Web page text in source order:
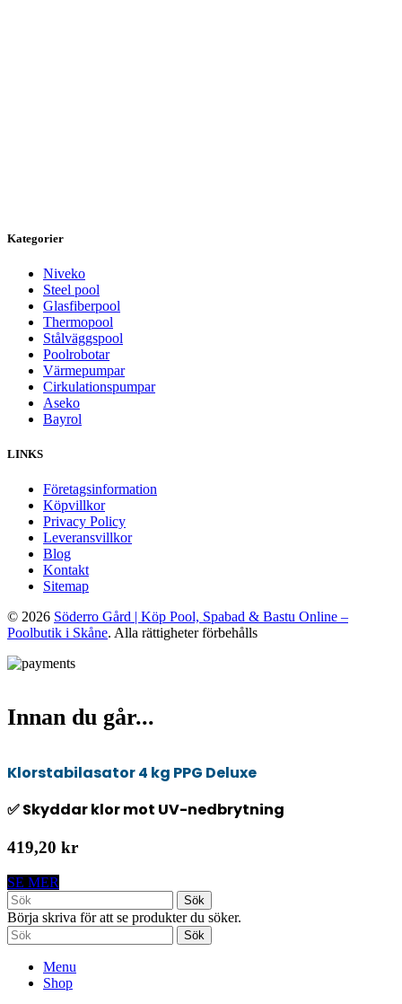
Kategorier
Niveko
Steel pool
Glasfiberpool
Thermopool
Stålväggspool
Poolrobotar
Värmepumpar
Cirkulationspumpar
Aseko
Bayrol
LINKS
Företagsinformation
Köpvillkor
Privacy Policy
Leveransvillkor
Blog
Kontakt
Sitemap
© 2026 Söderro Gård | Köp Pool, Spabad & Bastu Online –
Poolbutik i Skåne. Alla rättigheter förbehålls
Innan du går...
Klorstabilasator 4 kg PPG Deluxe
✅ Skyddar klor mot UV-nedbrytning
419,20 kr
SE MER
Sök
Börja skriva för att se produkter du söker.
Sök
Menu
Shop